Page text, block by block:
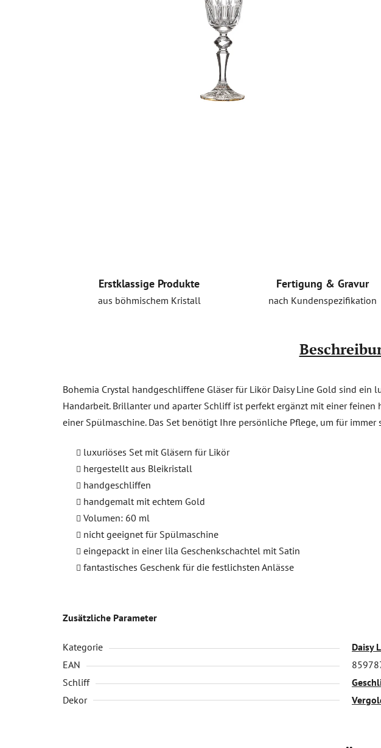
Erstklassige Produkte
aus böhmischem Kristall
Fertigung & Gravur
nach Kundenspezifikation
Bohemia Crystal handgeschliffene Gläser für Likör Daisy Line Gold sind
Handarbeit. Brillanter und aparter Schliff ist perfekt ergänzt mit einer
einer Spülmaschine. Das Set benötigt Ihre persönliche Pflege, um für immer
luxuriöses Set mit Gläsern für Likör
hergestellt aus Bleikristall
handgeschliffen
handgemalt mit echtem Gold
Volumen: 60 ml
nicht geeignet für Spülmaschine
eingepackt in einer lila Geschenkschachtel mit Satin
fantastisches Geschenk für die festlichsten Anlässe
Zusätzliche Parameter
Kategorie
Daisy
EAN
Schliff
Dekor